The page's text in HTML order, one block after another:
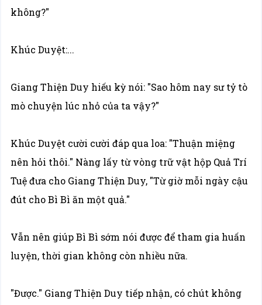
không?"
Khúc Duyệt:...
Giang Thiện Duy hiếu kỳ nói: "Sao hôm nay sư tỷ tò
mò chuyện lúc nhỏ của ta vậy?"
Khúc Duyệt cười cười đáp qua loa: "Thuận miệng
nên hỏi thôi." Nàng lấy từ vòng trữ vật hộp Quả Trí
Tuệ đưa cho Giang Thiện Duy, "Từ giờ mỗi ngày cậu
đút cho Bì Bì ăn một quả."
Vẫn nên giúp Bì Bì sớm nói được để tham gia huấn
luyện, thời gian không còn nhiều nữa.
"Được." Giang Thiện Duy tiếp nhận, có chút không